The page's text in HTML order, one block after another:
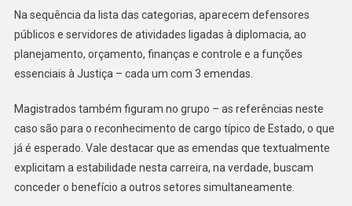
Na sequência da lista das categorias, aparecem defensores
públicos e servidores de atividades ligadas à diplomacia, ao
planejamento, orçamento, finanças e controle e a funções
essenciais à Justiça – cada um com 3 emendas.
Magistrados também figuram no grupo – as referências neste
caso são para o reconhecimento de cargo típico de Estado, o que
já é esperado. Vale destacar que as emendas que textualmente
explicitam a estabilidade nesta carreira, na verdade, buscam
conceder o benefício a outros setores simultaneamente.